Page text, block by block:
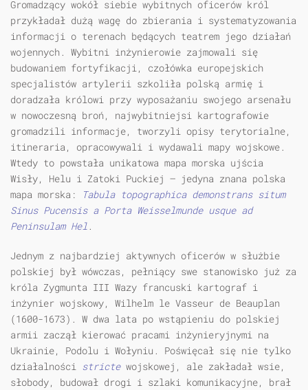
Gromadzący wokół siebie wybitnych oficerów król
przykładał dużą wagę do zbierania i systematyzowania
informacji o terenach będących teatrem jego działań
wojennych. Wybitni inżynierowie zajmowali się
budowaniem fortyfikacji, czołówka europejskich
specjalistów artylerii szkoliła polską armię i
doradzała królowi przy wyposażaniu swojego arsenału
w nowoczesną broń, najwybitniejsi kartografowie
gromadzili informacje, tworzyli opisy terytorialne,
itineraria, opracowywali i wydawali mapy wojskowe.
Wtedy to powstała unikatowa mapa morska ujścia
Wisły, Helu i Zatoki Puckiej — jedyna znana polska
mapa morska:
Tabula topographica demonstrans situm
Sinus Pucensis a Porta Weisselmunde usque ad
Peninsulam Hel.
Jednym z najbardziej aktywnych oficerów w służbie
polskiej był wówczas, pełniący swe stanowisko już za
króla Zygmunta III Wazy francuski kartograf i
inżynier wojskowy, Wilhelm le Vasseur de Beauplan
(1600-1673). W dwa lata po wstąpieniu do polskiej
armii zaczął kierować pracami inżynieryjnymi na
Ukrainie, Podolu i Wołyniu. Poświęcał się nie tylko
działalności strictewojskowej, ale zakładał wsie,
słobody, budował drogi i szlaki komunikacyjne, brał